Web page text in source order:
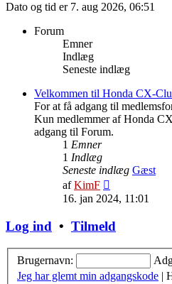
Dato og tid er 7. aug 2026, 06:51
Forum
Emner
Indlæg
Seneste indlæg
Velkommen til Honda CX-
For at få adgang til
Kun medlemmer af Honda
adgang til Forum.
1 Emner
1 Indlæg
Seneste indlæg Gæst
afKimF
det
indlæg
16. jan 2024, 11:01
Log ind • Tilmeld
Brugernavn:
Jeg har glemt min adgangskode |